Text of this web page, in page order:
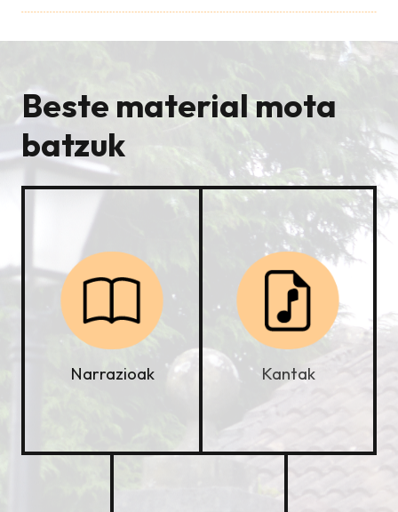
Beste material mota
batzuk
Narrazioak Kantak